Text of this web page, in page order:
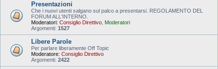
Presentazioni
Che i nuovi utenti salgano sul palco a presentarsi. REGOLAMENTO DEL
FORUM ALL'INTERNO.
Moderatori: Consiglio Direttivo Moderatori
Argomenti: 1527
Libere Parole
Per parlare liberamente Off Topic
Moderatore: Consiglio Direttivo
Argomenti: 2422